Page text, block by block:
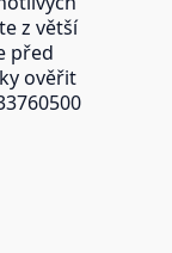
z větší
před
ověřit